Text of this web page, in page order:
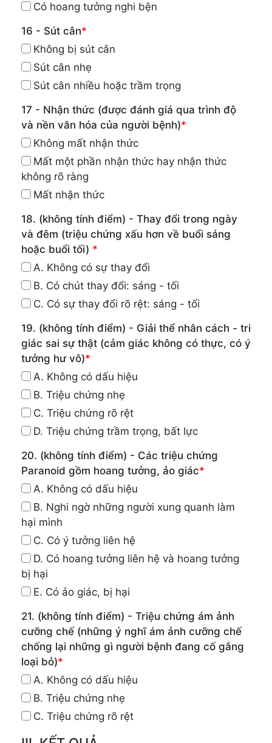
Có hoang tưởng nghi bện
16 - Sút cân*
Không bị sút cân
Sút cân nhẹ
Sút cân nhiều hoặc trầm trọng
17 - Nhận thức (được đánh giá qua trình độ
và nền văn hóa của người bệnh)*
Không mất nhận thức
Mất một phần nhận thức hay nhận thức
không rõ ràng
Mất nhận thức
18. (không tính điểm) - Thay đổi trong ngày
và đêm (triệu chứng xấu hơn về buổi sáng
hoặc buổi tối) *
A. Không có sự thay đổi
B. Có chút thay đổi: sáng - tối
C. Có sự thay đổi rõ rệt: sáng - tối
19. (không tính điểm) - Giải thể nhân cách - tri
giác sai sự thật (cảm giác không có thực, có ý
tưởng hư vô)*
A. Không có dấu hiệu
B. Triệu chứng nhẹ
C. Triệu chứng rõ rệt
D. Triệu chứng trầm trọng, bất lực
20. (không tính điểm) - Các triệu chứng
Paranoid gồm hoang tưởng, ảo giác*
A. Không có dấu hiệu
B. Nghi ngờ những người xung quanh làm
hại mình
C. Có ý tưởng liên hệ
D. Có hoang tưởng liên hệ và hoang tưởng
bị hại
E. Có ảo giác, bị hại
21. (không tính điểm) - Triệu chứng ám ảnh
cưỡng chế (những ý nghĩ ám ảnh cưỡng chế
chống lại những gì người bệnh đang cố gắng
loại bỏ)*
A. Không có dấu hiệu
B. Triệu chứng nhẹ
C. Triệu chứng rõ rệt